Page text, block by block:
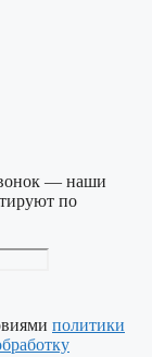
— наши
по
политики